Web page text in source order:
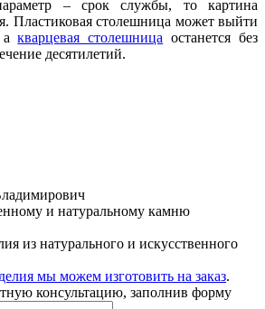
– срок службы, то картина
Пластиковая столешница может выйти
акварцевая столешница останется без
десятилетий.
и натуральному камню
из натурального и искусственного
мы можем изготовить на заказ.
консультацию, заполнив форму